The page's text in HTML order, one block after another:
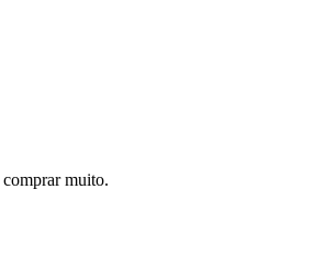
muito.